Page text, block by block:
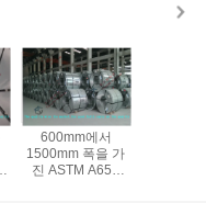
600mm에서
1500mm 폭을 가
진 ASTM A653